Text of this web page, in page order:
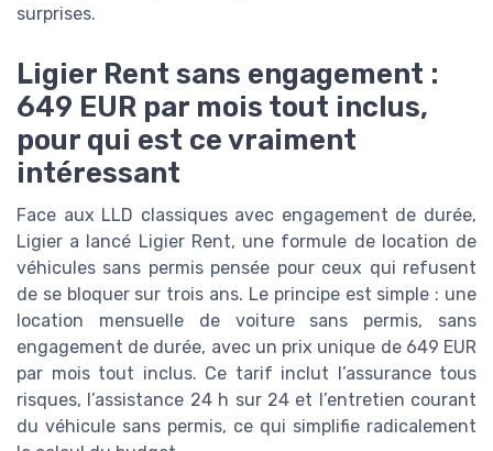
surprises.
Ligier Rent sans engagement :
649 EUR par mois tout inclus,
pour qui est ce vraiment
intéressant
Face aux LLD classiques avec engagement de durée,
Ligier a lancé Ligier Rent, une formule de location de
véhicules sans permis pensée pour ceux qui refusent
de se bloquer sur trois ans. Le principe est simple : une
location mensuelle de voiture sans permis, sans
engagement de durée, avec un prix unique de 649 EUR
par mois tout inclus. Ce tarif inclut l’assurance tous
risques, l’assistance 24 h sur 24 et l’entretien courant
du véhicule sans permis, ce qui simplifie radicalement